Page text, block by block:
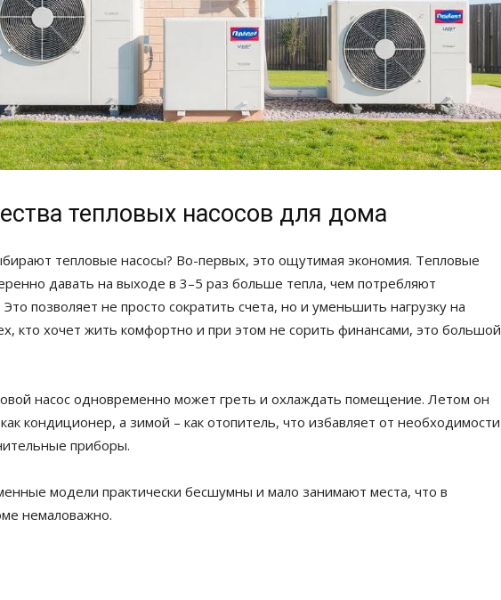
тепловых насосов для дома
тепловые насосы? Во-первых, это ощутимая экономия. Тепловые
давать на выходе в 3–5 раз больше тепла, чем потребляют
Это позволяет не просто сократить счета, но и уменьшить нагрузку на
кто хочет жить комфортно и при этом не сорить финансами, это большой
насос одновременно может греть и охлаждать помещение. Летом он
кондиционер, а зимой – как отопитель, что избавляет от необходимости
приборы.
модели практически бесшумны и мало занимают места, что в
немаловажно.